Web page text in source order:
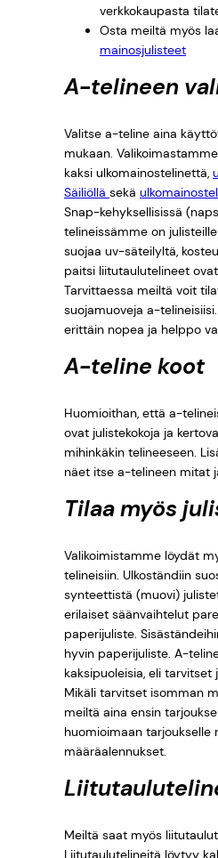
verkkokaupasta
Osta meiltä myös
mainosjulisteet
A-telineen
Valitse a-teline aina
mukaan.
kaksi ulkomainostelinettä,
Säiliöllä sekä
Snap-kehyksellisissä
telineissämme on
suojaa uv-säteilyltä,
paitsi liitutaulutelineet
Tarvittaessa meiltä voit
suojamuoveja a-
erittäin nopea ja helppo
A-teline koot
Huomioithan, että a-
ovat julistekokoja ja
mihinkäkin telineeseen.
näet itse a-telineen mitat
Tilaa myös
Valikoimistamme löydät
telineisiin. Ulkoständiin
synteettistä (muovi)
erilaiset säänvaihtelut
paperijuliste.
hyvin paperijuliste. A-
kaksipuoleisia, eli tarvitset
Mikäli tarvitset isomman
meiltä aina ensin
huomioimaan tarjoukselle
määräalennukset.
Meiltä saat myös